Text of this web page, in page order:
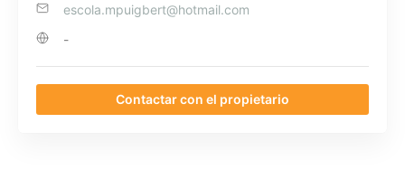
escola.mpuigbert@hotmail.com
-
Contactar con el propietario